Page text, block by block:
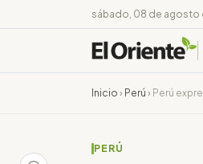
sábado, 08 de agosto
Inicio › Perú › Perú
PERÚ